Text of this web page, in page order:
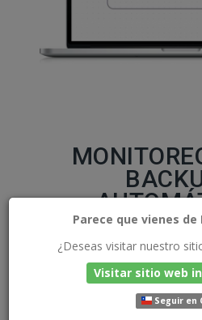
Tu hosting n8n cuidado por
permanentemente.
seguridad a diario y las
que puedas
Parece que vienes de
¿Deseas visitar nuestro
Visitar sitio web
Seguir en